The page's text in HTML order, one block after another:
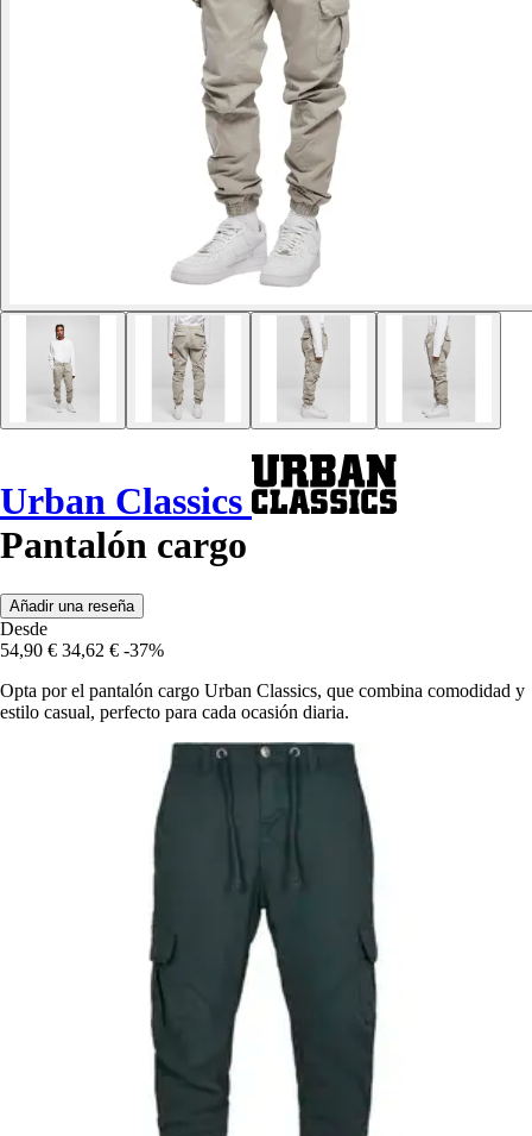
Urban Classics
Pantalón cargo
Añadir una reseña
Desde
54,90 € 34,62 € -37%
Opta por el pantalón cargo Urban Classics, que combina comodidad y
estilo casual, perfecto para cada ocasión diaria.